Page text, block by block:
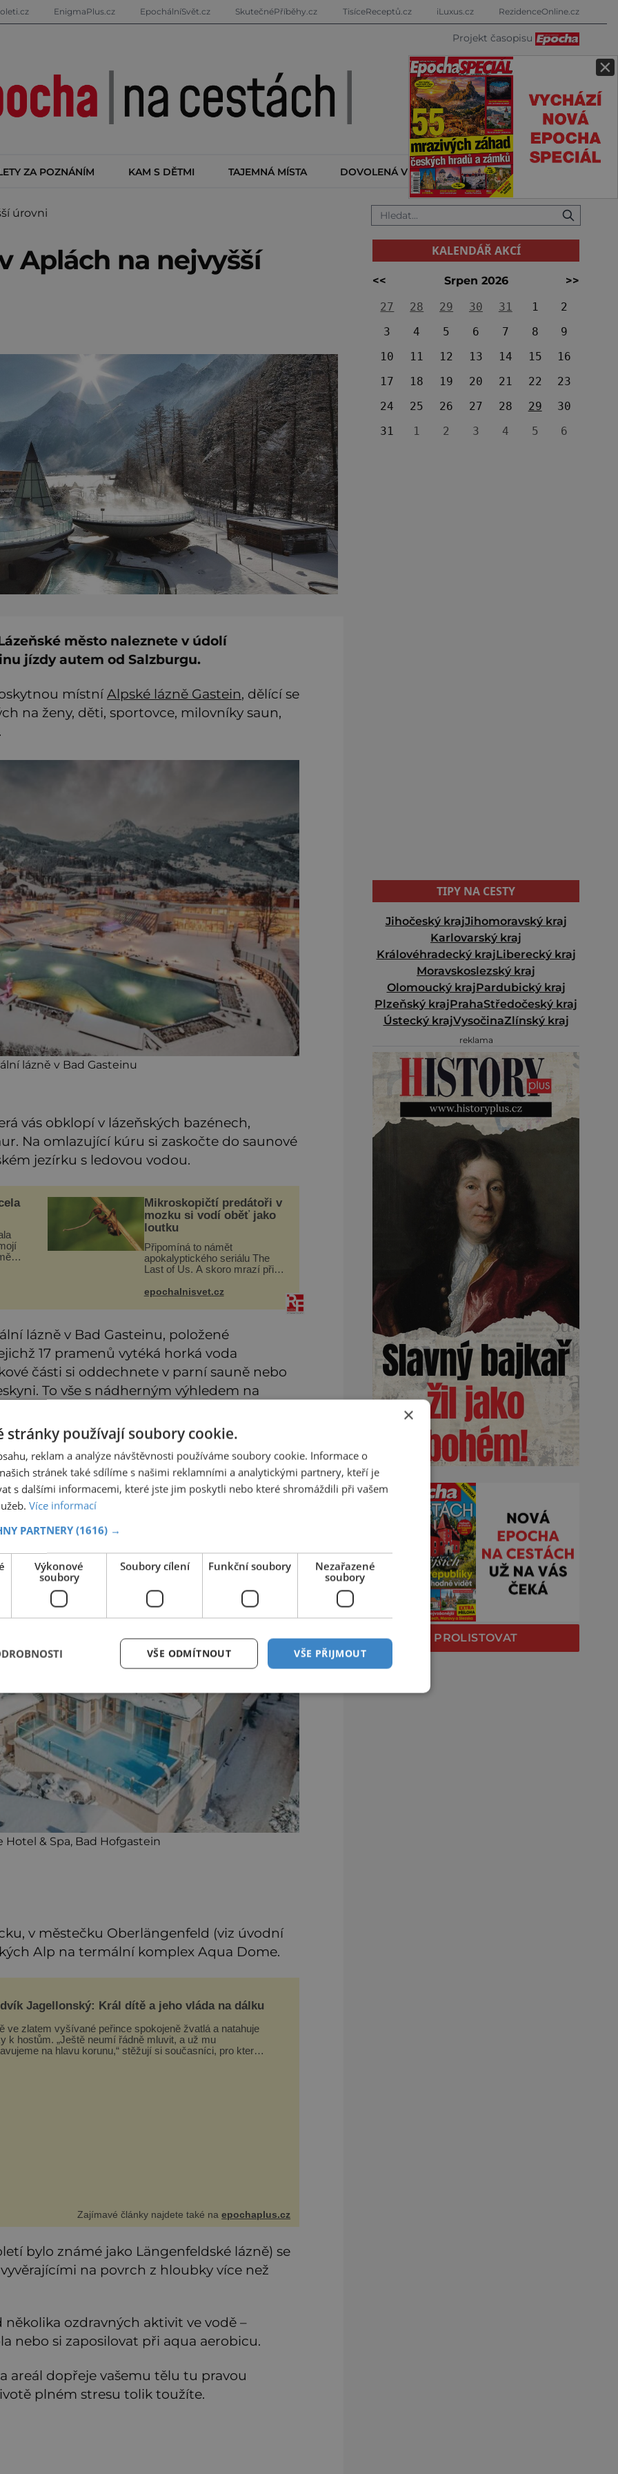
×
EnigmaPlus.cz EpochálníSvět.cz SkutečnéPříběhy.cz TisíceReceptů.cz iLuxus.cz RezidenceOnline.cz
Projekt časopisu
ZA POZNÁNÍM KAM S DĚTMI TAJEMNÁ MÍSTA DOVOLENÁ V ZAHRANIČÍ KALENDÁŘ AKCÍ
úrovni
Aplách na nejvyšší
město naleznete v údolí
jízdy autem od Salzburgu.
místníAlpské lázně Gastein, dělící se
na ženy, děti, sportovce, milovníky saun,
lázně v Bad Gasteinu
vás obklopí v lázeňských bazénech,
Na omlazující kúru si zaskočte do saunové
jezírku s ledovou vodou.
Mikroskopičtí predátoři v
mozku si vodí oběť jako
loutku
Připomíná to námět
apokalyptického seriálu The
Last of Us. A skoro mrazí při
probíhají v přírodě běžně – s
infekce parazitickou houbou a
epochalnisvet.cz
lázně v Bad Gasteinu, položené
17 pramenů vytéká horká voda
části si oddechnete v parní sauně nebo
To vše s nádherným výhledem na
& Spa, Bad Hofgastein
v městečku Oberlängenfeld (viz úvodní
Alp na termální komplex Aqua Dome.
Jagellonský: Král dítě a jeho vláda na dálku
ve zlatem vyšívané peřince spokojeně žvatlá a natahuje
k hostům. „Ještě neumí řádně mluvit, a už mu
na hlavu korunu,“ stěžují si současníci, pro které
Zajímavé články najdete také naepochaplus.cz
bylo známé jako Längenfeldské lázně) se
na povrch z hloubky více než
ozdravných aktivit ve vodě –
nebo si zaposilovat při aqua aerobicu.
areál dopřeje vašemu tělu tu pravou
plném stresu tolik toužíte.
KALENDÁŘ AKCÍ
<< Srpen 2026
>>
27
28 29 30 31 1
2
3
4 5 6 7 8
9
10
11 12 13 14 15
16
17
18 19 20 21 22
23
24
25 26 27 28 29
30
31
1 2 3 4 5 6
TIPY NA CESTY
Jihočeský krajJihomoravský kraj
Karlovarský kraj
Královéhradecký krajLiberecký kraj
Moravskoslezský kraj
Olomoucký krajPardubický kraj
Plzeňský krajPrahaStředočeský kraj
Ústecký krajVysočinaZlínský kraj
reklama
PROLISTOVAT
×
stránky používají soubory cookie.
reklam a analýze návštěvnosti používáme soubory cookie. Informace o
stránek také sdílíme s našimi reklamními a analytickými partnery, kteří je
s dalšími informacemi, které jste jim poskytli nebo které shromáždili při vašem
Více informací
PARTNERY (1616) →
Výkonové
soubory
Soubory cílení Funkční soubory
Nezařazené
soubory
VŠE PŘIJMOUT
VŠE ODMÍTNOUT